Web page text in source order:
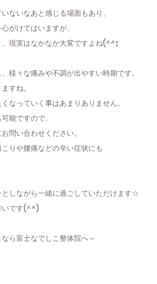
ないなあと感じる場面もあり、
がけてはいますが、
現実はなかなか大変ですよね(^^;
様々な痛みや不調が出やすい時期です。
すね。
なっていく事はあまりありません。
能ですので、
問い合わせください。
りや腰痛などの辛い症状にも
しながら一緒に過ごしていただけます☆
いです(^^)
ら富士なでしこ整体院へ～